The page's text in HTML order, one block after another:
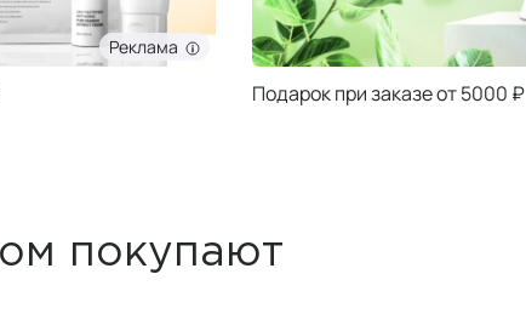
Реклама
Подарок при заказе от 5000 ₽
покупают